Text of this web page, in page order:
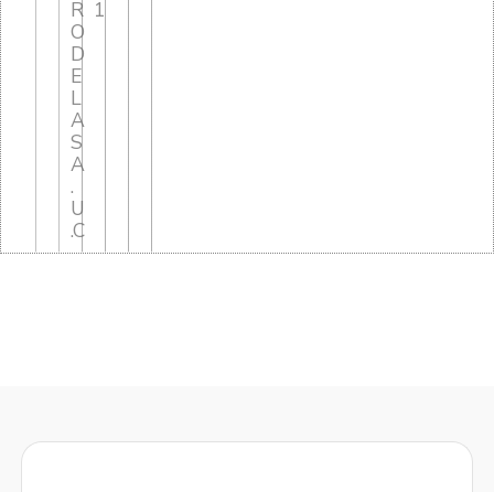
R
O
D
E
L
A
S
A
.
U
.C
1